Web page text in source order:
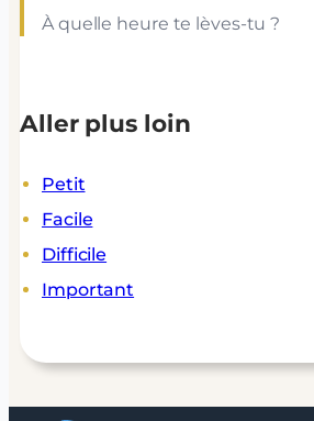
À quelle heure te lèves-tu ?
Aller plus loin
Petit
Facile
Difficile
Important